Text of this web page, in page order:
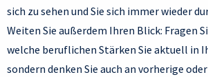
sich zu sehen und Sie sich immer wieder
Weiten Sie außerdem Ihren Blick: Fragen
welche beruflichen Stärken Sie aktuell in
sondern denken Sie auch an vorherige